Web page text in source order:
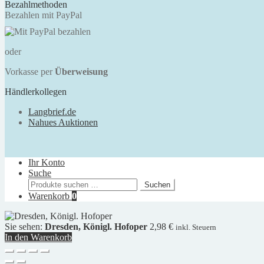
Bezahlmethoden
Bezahlen mit PayPal
oder
Vorkasse per Überweisung
Händlerkollegen
Langbrief.de
Nahues Auktionen
Ihr Konto
Suche
Suchen
nach:
Suchen
Warenkorb 0
Sie sehen: Dresden, Königl. Hofoper 2,98 € inkl. Steuern
In den Warenkorb